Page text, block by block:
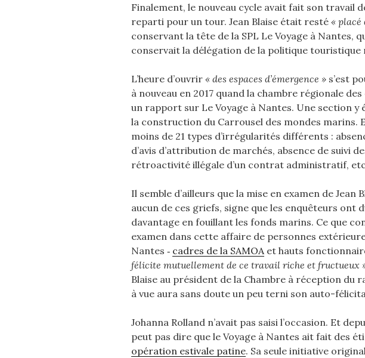
Finalement, le nouveau cycle avait fait son travail
reparti pour un tour. Jean Blaise était resté « placé
conservant la tête de la SPL Le Voyage à Nantes,
conservait la délégation de la politique
L’heure d’ouvrir « des espaces d’émergence » s’est
à nouveau en 2017 quand la chambre régionale
un rapport sur Le Voyage à Nantes. Une section y
la construction du Carrousel des mondes marins.
moins de 21 types d’irrégularités différents :
d’avis d’attribution de marchés, absence de suivi
rétroactivité illégale d’un contrat administratif,
Il semble d’ailleurs que la mise en examen de Jean
aucun de ces griefs, signe que les enquêteurs ont
davantage en fouillant les fonds marins. Ce que
examen dans cette affaire de personnes
Nantes ‑ cadres de la SAMOA et hauts
félicite mutuellement de ce travail riche et fructueux
Blaise au président de la Chambre à réception du
à vue aura sans doute un peu terni son auto-
Johanna Rolland n’avait pas saisi l’occasion. Et
peut pas dire que le Voyage à Nantes ait fait des
opération estivale patine. Sa seule initiative